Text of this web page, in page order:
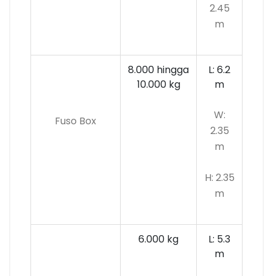
2.45
m
Fuso Box
8.000 hingga
10.000 kg
L: 6.2
m
W:
2.35
m
H: 2.35
m
6.000 kg
L: 5.3
m